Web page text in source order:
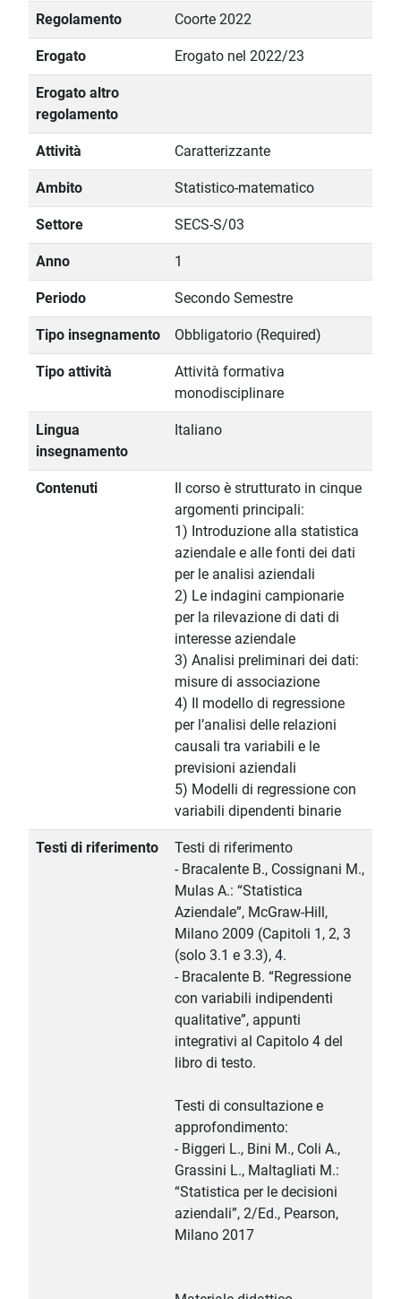
Regolamento Coorte 2022
Erogato Erogato nel 2022/23
Erogato altro
regolamento
Attività Caratterizzante
Ambito Statistico-matematico
Settore SECS-S/03
Anno 1
Periodo Secondo Semestre
Tipo insegnamento Obbligatorio (Required)
Tipo attività
Attività formativa
monodisciplinare
Lingua
insegnamento
Italiano
Contenuti
Il corso è strutturato in cinque
argomenti principali:
1) Introduzione alla statistica
aziendale e alle fonti dei dati
per le analisi aziendali
2) Le indagini campionarie
per la rilevazione di dati di
interesse aziendale
3) Analisi preliminari dei dati:
misure di associazione
4) Il modello di regressione
per l’analisi delle relazioni
causali tra variabili e le
previsioni aziendali
5) Modelli di regressione con
variabili dipendenti binarie
Testi di riferimento
Testi di riferimento
- Bracalente B., Cossignani M.,
Mulas A.: “Statistica
Aziendale”, McGraw-Hill,
Milano 2009 (Capitoli 1, 2, 3
(solo 3.1 e 3.3), 4.
- Bracalente B. “Regressione
con variabili indipendenti
qualitative”, appunti
integrativi al Capitolo 4 del
libro di testo.
Testi di consultazione e
approfondimento:
- Biggeri L., Bini M., Coli A.,
Grassini L., Maltagliati M.:
“Statistica per le decisioni
aziendali”, 2/Ed., Pearson,
Milano 2017